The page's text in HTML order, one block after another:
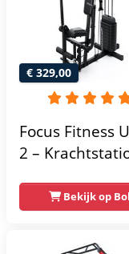
€ 329,00
Focus Fitness
2 –
– Lat Pulley
Bekijk op Bol